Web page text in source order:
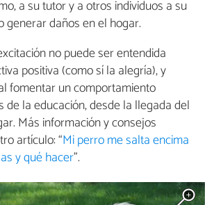
a su tutor y a otros individuos a su
generar daños en el hogar.
no puede ser entendida
positiva (como sí la alegría), y
fomentar un comportamiento
de la educación, desde la llegada del
Más información y consejos
artículo: “Mi perro me salta encima
y qué hacer".